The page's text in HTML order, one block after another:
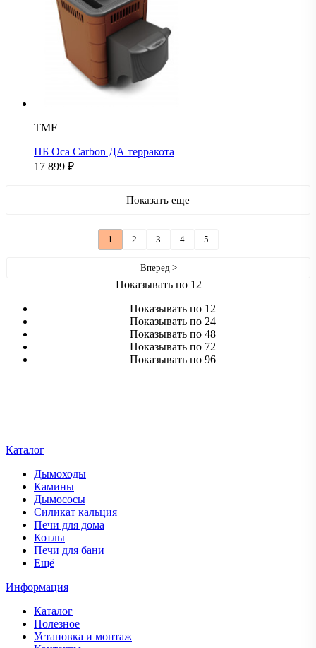
TMF
ПБ Оса Carbon ДА терракота
17 899 ₽
Показать еще
1 2 3 4 5
Вперед >
Показывать по 12
Показывать по 12
Показывать по 24
Показывать по 48
Показывать по 72
Показывать по 96
Каталог
Дымоходы
Камины
Дымососы
Силикат кальция
Печи для дома
Котлы
Печи для бани
Ещё
Информация
Каталог
Полезное
Установка и монтаж